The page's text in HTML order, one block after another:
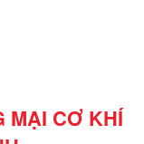
MẠI CƠ KHÍ